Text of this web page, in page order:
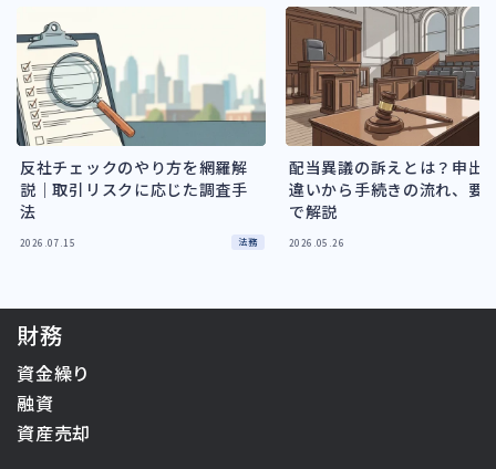
反社チェックのやり方を網羅解
説｜取引リスクに応じた調査手
法
2026.07.15 法務
配当異議の訴えとは？申出
違いから手続きの流れ、要
で解説
2026.05.26
財務
資金繰り
融資
資産売却